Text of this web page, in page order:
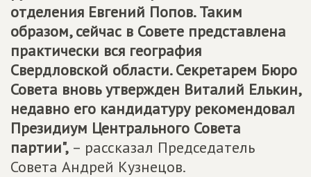
отделения Евгений Попов. Таким
образом, сейчас в Совете представлена
практически вся география
Свердловской области. Секретарем Бюро
Совета вновь утвержден Виталий Елькин,
недавно его кандидатуру рекомендовал
Президиум Центрального Совета
партии", – рассказал Председатель
Совета Андрей Кузнецов.